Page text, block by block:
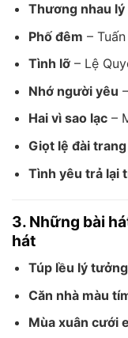
Thương nhau
Phố đêm –
Tình lỡ– Lệ
Nhớ người yêu
Hai vì sao lạc–
Giọt lệ đài trang
Tình yêu trả lại
3. Những bài
hát
Túp lều lý tưởng
Căn nhà màu
Mùa xuân cưới